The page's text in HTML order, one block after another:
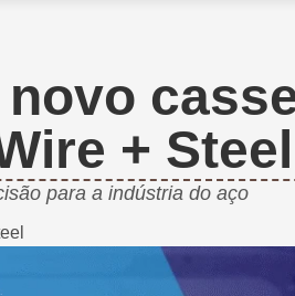
+ Steel
para a indústria do aço